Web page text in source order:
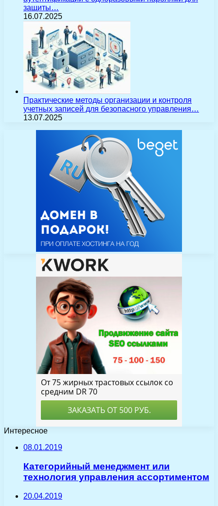
защиты…
16.07.2025
Практические методы организации и контроля
учетных записей для безопасного управления…
13.07.2025
Интересное
08.01.2019
Категорийный менеджмент или
технология управления ассортиментом
20.04.2019